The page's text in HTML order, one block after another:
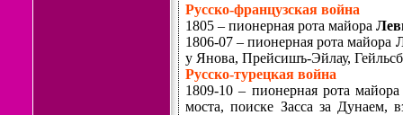
Русско-французская война
1805 – пионерная рота майора
1806-07 – пионерная рота майора
у Янова, Прейсишъ-Эйлау,
Русско-турецкая война
1809-10 – пионерная рота
моста, поиске Засса за Дунаем,